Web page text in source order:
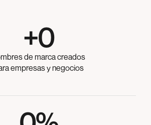
+0
de marca creados
empresas y negocios